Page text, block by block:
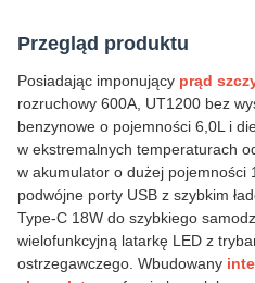
Przegląd produktu
Posiadając imponujący prąd
rozruchowy 600A, UT1200 bez
benzynowe o pojemności 6,0L i
w ekstremalnych temperaturach
w akumulator o dużej pojemności
podwójne porty USB z szybkim
Type-C 18W do szybkiego
wielofunkcyjną latarkę LED z
ostrzegawczego. Wbudowany